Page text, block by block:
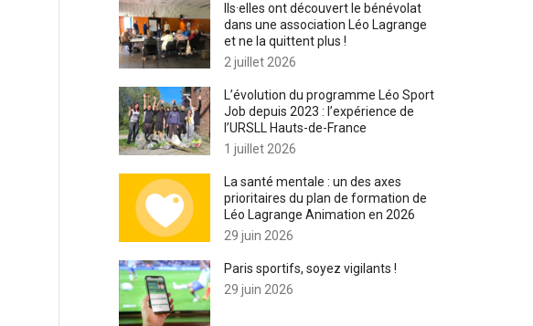
Ils·elles ont découvert le bénévolat
dans une association Léo Lagrange
et ne la quittent plus !
2 juillet 2026
L’évolution du programme Léo Sport
Job depuis 2023 : l’expérience de
l’URSLL Hauts-de-France
1 juillet 2026
La santé mentale : un des axes
prioritaires du plan de formation de
Léo Lagrange Animation en 2026
29 juin 2026
Paris sportifs, soyez vigilants !
29 juin 2026